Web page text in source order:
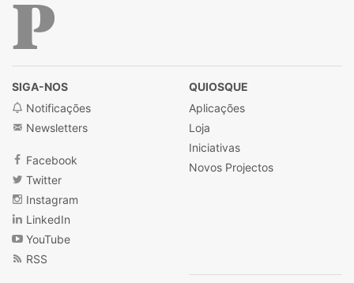
SIGA-NOS
Notificações
Newsletters
Facebook
Twitter
Instagram
LinkedIn
YouTube
RSS
QUIOSQUE
Aplicações
Loja
Iniciativas
Novos Projectos